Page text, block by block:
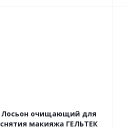
Лосьон очищающий для
снятия макияжа ГЕЛЬТЕК